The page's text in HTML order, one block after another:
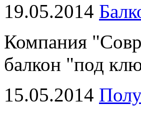
19.05.2014
Компания
балкон "под
15.05.2014